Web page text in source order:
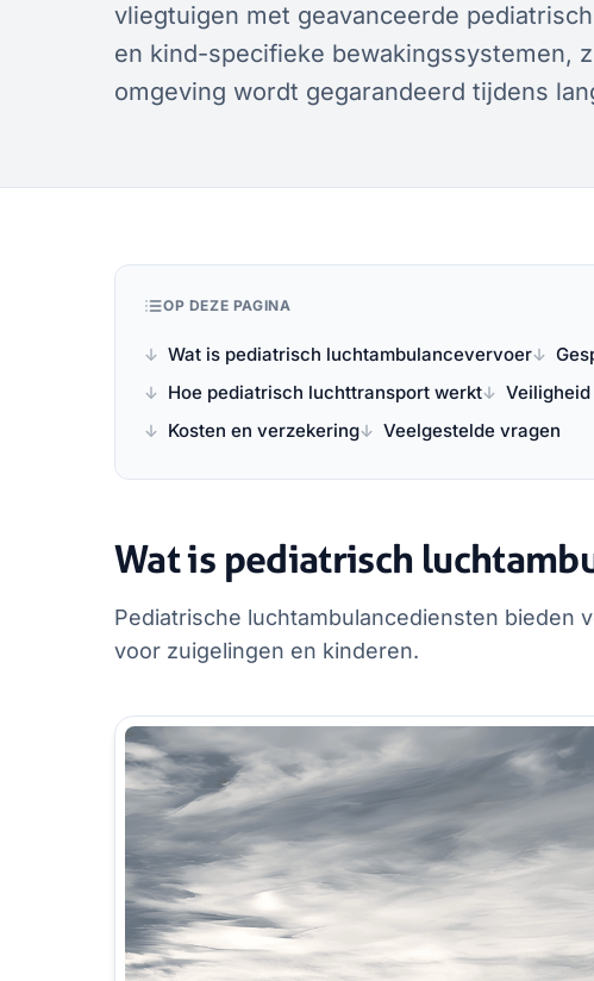
vliegtuigen met geavanceerde
en kind-specifieke bewakingssystemen,
omgeving wordt gegarandeerd tijdens
OP DEZE PAGINA
Wat is pediatrisch luchtambulancevervoer
Hoe pediatrisch luchttransport werkt
Kosten en verzekering
Veelgestelde vragen
Wat is pediatrisch
Pediatrische luchtambulancediensten bieden
voor zuigelingen en kinderen.